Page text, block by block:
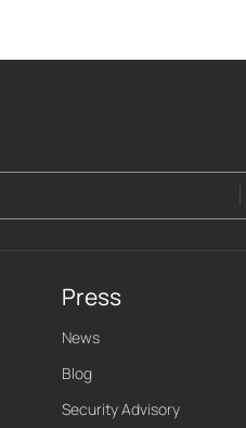
Press
News
Blog
Security Advisory